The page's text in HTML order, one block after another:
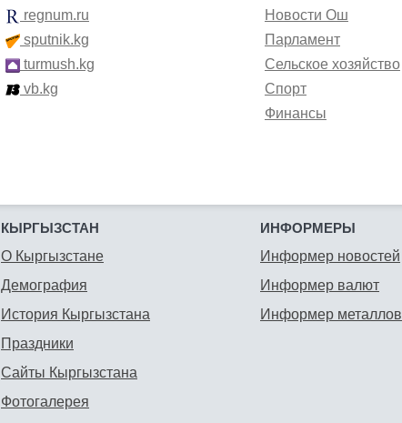
regnum.ru
sputnik.kg
turmush.kg
vb.kg
Новости Ош
Парламент
Сельское хозяйство
Спорт
Финансы
КЫРГЫЗСТАН
О Кыргызстане
Демография
История Кыргызстана
Праздники
Сайты Кыргызстана
Фотогалерея
ИНФОРМЕРЫ
Информер новостей
Информер валют
Информер металлов